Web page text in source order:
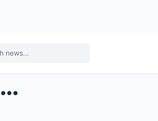
Dulce se disculpa por haber asegurado que Juan Gab...